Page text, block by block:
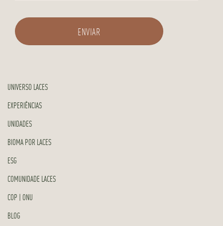
UNIVERSO LACES
EXPERIÊNCIAS
UNIDADES
BIOMA POR LACES
ESG
COMUNIDADE LACES
COP | ONU
BLOG